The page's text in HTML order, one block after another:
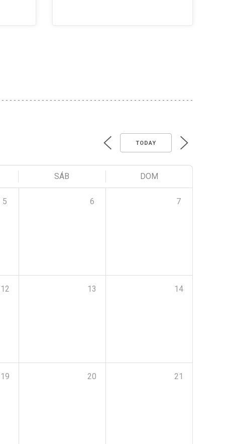
TODAY
SÁB DOM
5 6 7
12 13 14
19 20 21